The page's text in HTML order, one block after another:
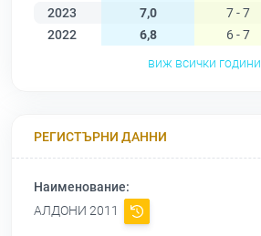
2023
7,0 7 - 7
2022
6,8 6 - 7
виж всички години
РЕГИСТЪРНИ ДАННИ
Наименование:
АЛДОНИ 2011